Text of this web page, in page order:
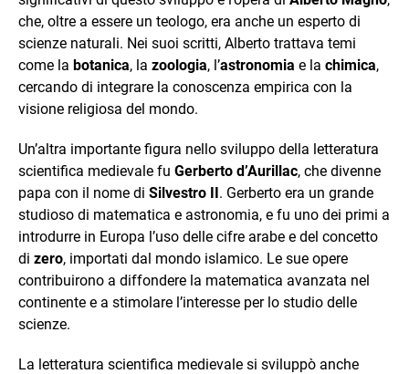
che, oltre a essere un teologo, era anche un esperto di
scienze naturali. Nei suoi scritti, Alberto trattava temi
come la botanica, la zoologia, l’astronomia e la chimica,
cercando di integrare la conoscenza empirica con la
visione religiosa del mondo.
Un’altra importante figura nello sviluppo della letteratura
scientifica medievale fu Gerberto d’Aurillac, che divenne
papa con il nome di Silvestro II. Gerberto era un grande
studioso di matematica e astronomia, e fu uno dei primi a
introdurre in Europa l’uso delle cifre arabe e del concetto
di zero, importati dal mondo islamico. Le sue opere
contribuirono a diffondere la matematica avanzata nel
continente e a stimolare l’interesse per lo studio delle
scienze.
La letteratura scientifica medievale si sviluppò anche